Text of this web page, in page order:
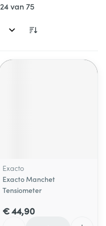
24van75
Exacto
Exacto Manchet
Tensiometer
€ 44,90